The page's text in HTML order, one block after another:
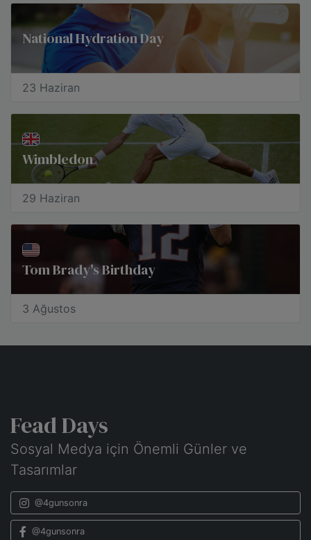
National Hydration Day
23 Haziran
Wimbledon
29 Haziran
Tom Brady's Birthday
3 Ağustos
Fead Days
Sosyal Medya için Önemli Günler ve
Tasarımlar
@4gunsonra
@4gunsonra